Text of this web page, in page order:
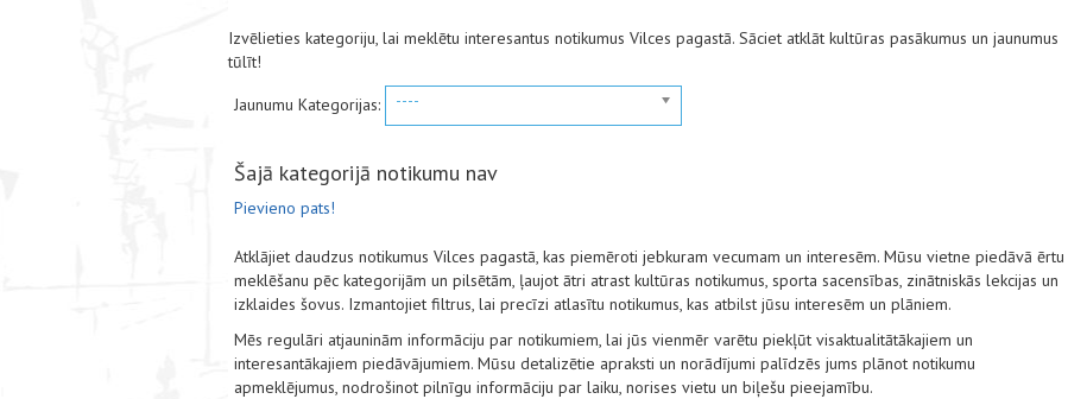
Izvēlieties kategoriju, lai meklētu interesantus notikumus Vilces pagastā. Sāciet atklāt kultūras pasākumus un jaunumus
tūlīt!
Jaunumu Kategorijas:
----
Šajā kategorijā notikumu nav
Pievieno pats!
Atklājiet daudzus notikumus Vilces pagastā, kas piemēroti jebkuram vecumam un interesēm. Mūsu vietne piedāvā ērtu
meklēšanu pēc kategorijām un pilsētām, ļaujot ātri atrast kultūras notikumus, sporta sacensības, zinātniskās lekcijas un
izklaides šovus. Izmantojiet filtrus, lai precīzi atlasītu notikumus, kas atbilst jūsu interesēm un plāniem.
Mēs regulāri atjauninām informāciju par notikumiem, lai jūs vienmēr varētu piekļūt visaktualitātākajiem un
interesantākajiem piedāvājumiem. Mūsu detalizētie apraksti un norādījumi palīdzēs jums plānot notikumu
apmeklējumus, nodrošinot pilnīgu informāciju par laiku, norises vietu un biļešu pieejamību.